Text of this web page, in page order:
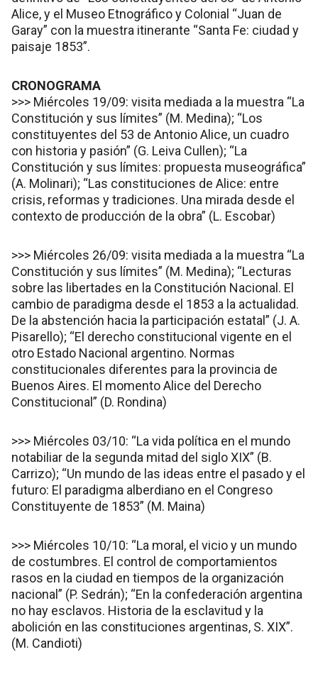
Alice, y el Museo Etnográfico y Colonial “Juan de
Garay” con la muestra itinerante “Santa Fe: ciudad y
paisaje 1853”.
CRONOGRAMA
>>> Miércoles 19/09: visita mediada a la muestra “La
Constitución y sus límites” (M. Medina); “Los
constituyentes del 53 de Antonio Alice, un cuadro
con historia y pasión” (G. Leiva Cullen); “La
Constitución y sus límites: propuesta museográfica”
(A. Molinari); “Las constituciones de Alice: entre
crisis, reformas y tradiciones. Una mirada desde el
contexto de producción de la obra” (L. Escobar)
>>> Miércoles 26/09: visita mediada a la muestra “La
Constitución y sus límites” (M. Medina); “Lecturas
sobre las libertades en la Constitución Nacional. El
cambio de paradigma desde el 1853 a la actualidad.
De la abstención hacia la participación estatal” (J. A.
Pisarello); “El derecho constitucional vigente en el
otro Estado Nacional argentino. Normas
constitucionales diferentes para la provincia de
Buenos Aires. El momento Alice del Derecho
Constitucional” (D. Rondina)
>>> Miércoles 03/10: “La vida política en el mundo
notabiliar de la segunda mitad del siglo XIX” (B.
Carrizo); “Un mundo de las ideas entre el pasado y el
futuro: El paradigma alberdiano en el Congreso
Constituyente de 1853” (M. Maina)
>>> Miércoles 10/10: “La moral, el vicio y un mundo
de costumbres. El control de comportamientos
rasos en la ciudad en tiempos de la organización
nacional” (P. Sedrán); “En la confederación argentina
no hay esclavos. Historia de la esclavitud y la
abolición en las constituciones argentinas, S. XIX”.
(M. Candioti)